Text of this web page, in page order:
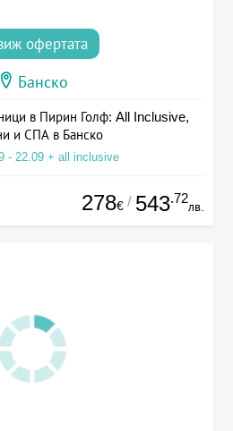
офертата
Банско
в Пирин Голф: All Inclusive,
и СПА в Банско
- 22.09 + all inclusive
278€ / 543.72
лв.